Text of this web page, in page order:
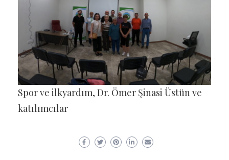
Spor ve ilkyardım, Dr. Ömer Şinasi Üstün ve
katılımcılar